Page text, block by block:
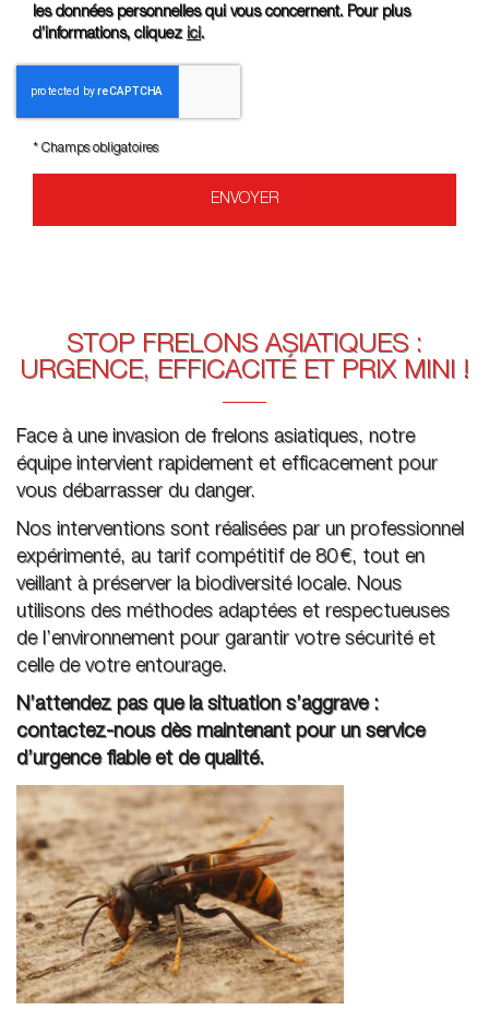
les données personnelles qui vous concernent. Pour plus
d’informations, cliquez ici.
*Champs obligatoires
STOP FRELONS ASIATIQUES :
URGENCE, EFFICACITÉ ET PRIX MINI !
Face à une invasion de frelons asiatiques, notre
équipe intervient rapidement et efficacement pour
vous débarrasser du danger.
Nos interventions sont réalisées par un professionnel
expérimenté, au tarif compétitif de 80 €, tout en
veillant à préserver la biodiversité locale. Nous
utilisons des méthodes adaptées et respectueuses
de l’environnement pour garantir votre sécurité et
celle de votre entourage.
N’attendez pas que la situation s’aggrave :
contactez-nous dès maintenant pour un service
d’urgence fiable et de qualité.